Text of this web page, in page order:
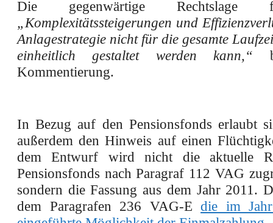
Die gegenwärtige
„Komplexitätssteigerungen und
Anlagestrategie nicht für die gesamte
einheitlich gestaltet werden kann,“
Kommentierung.
In Bezug auf den Pensionsfonds erlaubt
außerdem den Hinweis auf einen
dem Entwurf wird nicht die aktuelle
Pensionsfonds nach Paragraf 112 VAG
sondern die Fassung aus dem Jahr 2011.
dem Paragrafen 236 VAG-Edie im